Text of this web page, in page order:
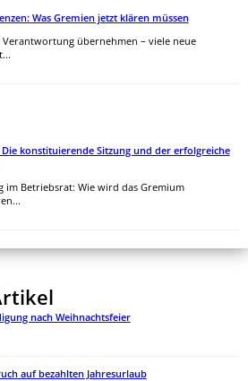
Was Gremien jetzt klären müssen
übernehmen – viele neue
konstituierende Sitzung und der erfolgreiche
im Betriebsrat: Wie wird das Gremium
nach Weihnachtsfeier
auf bezahlten Jahresurlaub